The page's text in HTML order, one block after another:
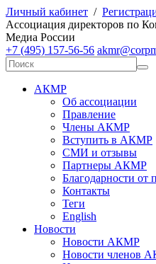
Личный кабинет /
Ассоциация директоров по К
Медиа России
+7 (495) 157-56-56
АКМР
Об ассоциации
Правление
Члены АКМР
Вступить в АКМР
СМИ и отзывы
Партнеры АКМР
Благодарности от
Контакты
Теги
English
Новости
Новости АКМР
Новости членов